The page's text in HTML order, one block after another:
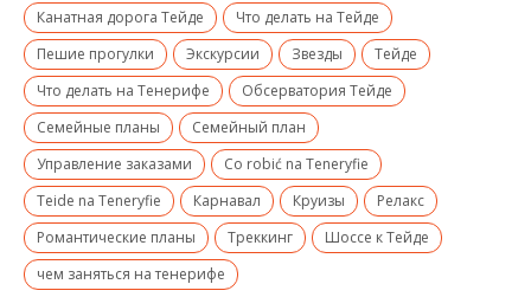
Канатная дорога Тейде
Что делать на Тейде
Пешие прогулки
Экскурсии Звезды
Тейде
Что делать на Тенерифе
Обсерватория Тейде
Семейные планы
Семейный план
Управление заказами
Co robić na Teneryfie
Teide na Teneryfie
Карнавал Круизы
Релакс
Романтические планы
Треккинг
Шоссе к Тейде
чем заняться на тенерифе